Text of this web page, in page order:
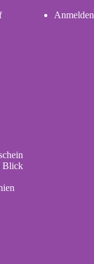
UserAnmelden
Blick